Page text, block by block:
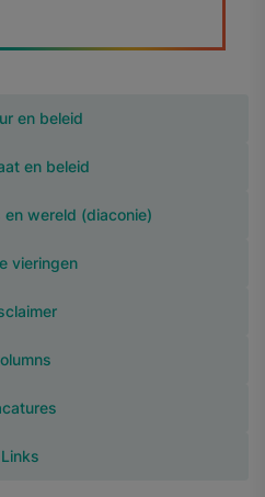
en beleid
en beleid
en wereld (diaconie)
vieringen
Links